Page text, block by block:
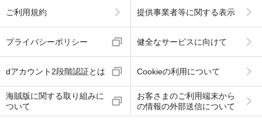
ご利用規約 提供事業者等に関する表示
プライバシーポリシー 健全なサービスに向けて
dアカウント2段階認証とは Cookieの利用について
海賊版に関する取り組みに
ついて
お客さまのご利用端末から
の情報の外部送信について